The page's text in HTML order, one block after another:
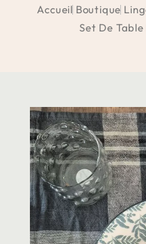
Accueil Boutique
Set De